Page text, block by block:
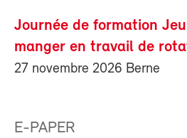
Journée de formation
manger en travail de
27 novembre 2026 Berne
E-PAPER